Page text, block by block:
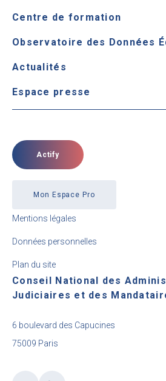
Centre de formation
Observatoire des Données
Actualités
Espace presse
Actify
Mon Espace Pro
Mentions légales
Données personnelles
Plan du site
Conseil National des
Judiciaires et des
6 boulevard des Capucines
75009 Paris